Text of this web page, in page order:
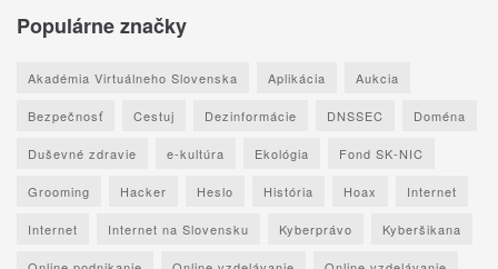
Populárne značky
Akadémia Virtuálneho Slovenska Aplikácia Aukcia
Bezpečnosť Cestuj Dezinformácie DNSSEC Doména
Duševné zdravie e-kultúra Ekológia Fond SK-NIC
Grooming Hacker Heslo História Hoax Internet
Internet Internet na Slovensku Kyberprávo Kyberšikana